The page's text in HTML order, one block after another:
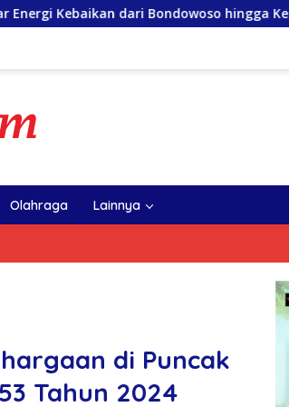
hingga Kepulauan Kangean
Olahraga Lainnya
di Puncak
Tahun 2024